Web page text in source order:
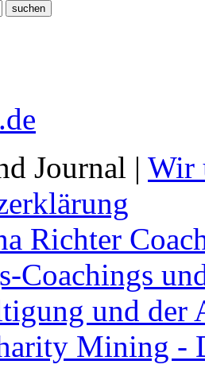
Journal | Wir
Richter
Coachings
und
Mining -